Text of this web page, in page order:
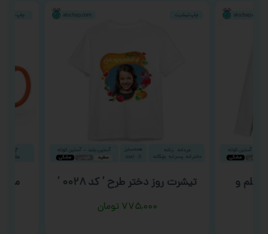
و تیشرت روز دختر طرح ‘ کد ۰۰۲۸ ‘
۷۷۵,۰۰۰ تومان
ماگ